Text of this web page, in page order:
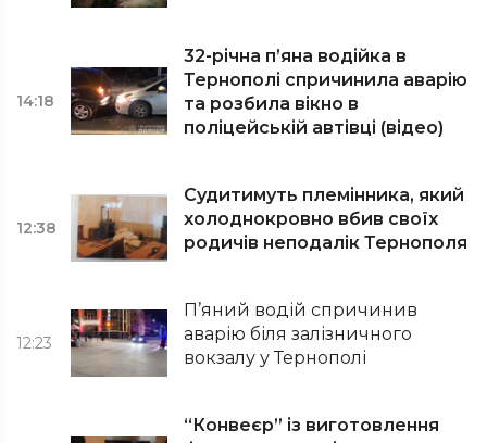
14:18
32-річна п’яна водійка в
Тернополі спричинила аварію
та розбила вікно в
поліцейській автівці (відео)
12:38
Судитимуть племінника, який
холоднокровно вбив своїх
родичів неподалік Тернополя
12:23
П’яний водій спричинив
аварію біля залізничного
вокзалу у Тернополі
“Конвеєр” із виготовлення